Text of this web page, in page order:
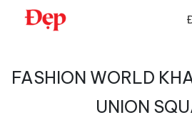
Chuyển
kiếm
FASHION WORLD
UNION